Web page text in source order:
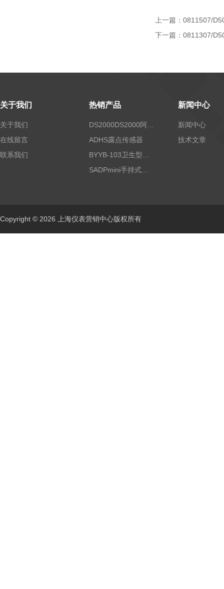
上一篇： 0811507/
下一篇： 0811307/
关于我们
关于我们
在线留言
联系我们
热销产品
ADHS露点传感器
新闻中心
新闻中心
技术文章
Copyright © 2026 上海仪表营销中心版权所有